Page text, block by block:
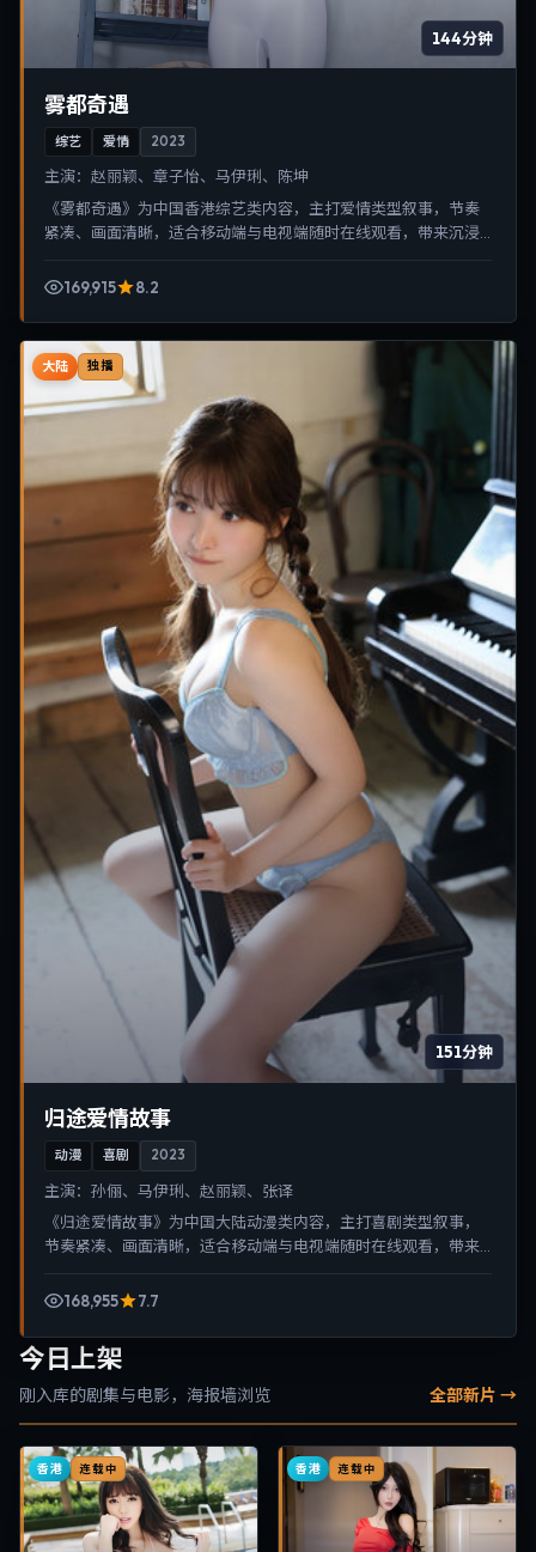
144分钟
雾都奇遇
综艺 爱情 2023
主演： 赵丽颖、章子怡、马伊琍、陈坤
《雾都奇遇》为中国香港综艺类内容，主打爱情类型叙事，节奏
紧凑、画面清晰，适合移动端与电视端随时在线观看，带来沉浸
169,915
8.2
大陆 独播
151分钟
归途爱情故事
动漫 喜剧 2023
主演： 孙俪、马伊琍、赵丽颖、张译
《归途爱情故事》为中国大陆动漫类内容，主打喜剧类型叙事，
节奏紧凑、画面清晰，适合移动端与电视端随时在线观看，带来
168,955
7.7
今日上架
刚入库的剧集与电影，海报墙浏览 全部新片 →
香港 连载中 香港 连载中